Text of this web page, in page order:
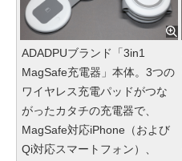
ADADPUブランド「3in1
MagSafe充電器」本体。3つの
ワイヤレス充電パッドがつな
がったカタチの充電器で、
MagSafe対応iPhone（および
Qi対応スマートフォン）、